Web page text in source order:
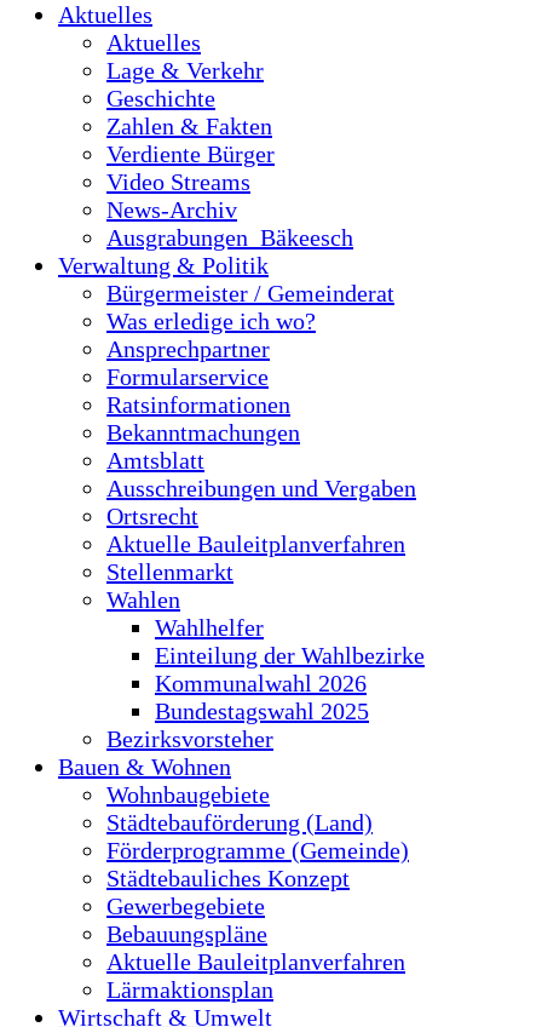
Aktuelles
Aktuelles
Lage & Verkehr
Geschichte
Zahlen & Fakten
Verdiente Bürger
Video Streams
News-Archiv
Ausgrabungen_Bäkeesch
Verwaltung & Politik
Bürgermeister / Gemeinderat
Was erledige ich wo?
Ansprechpartner
Formularservice
Ratsinformationen
Bekanntmachungen
Amtsblatt
Ausschreibungen und Vergaben
Ortsrecht
Aktuelle Bauleitplanverfahren
Stellenmarkt
Wahlen
Wahlhelfer
Einteilung der Wahlbezirke
Kommunalwahl 2026
Bundestagswahl 2025
Bezirksvorsteher
Bauen & Wohnen
Wohnbaugebiete
Städtebauförderung (Land)
Förderprogramme (Gemeinde)
Städtebauliches Konzept
Gewerbegebiete
Bebauungspläne
Aktuelle Bauleitplanverfahren
Lärmaktionsplan
Wirtschaft & Umwelt